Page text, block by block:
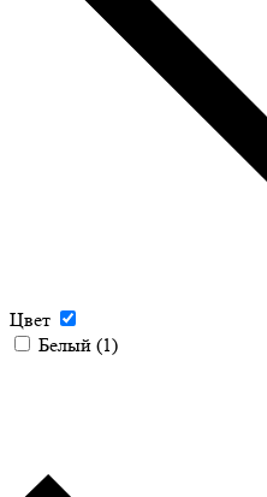
Цвет
Белый (1)